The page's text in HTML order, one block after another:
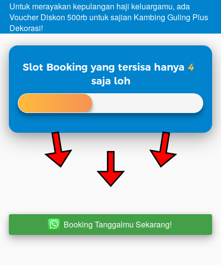
Untuk merayakan kepulangan haji keluargamu, ada
Voucher Diskon 500rb untuk sajian Kambing Guling Plus
Dekorasi!
Slot Booking yang tersisa hanya 4
saja loh
` Booking Tanggalmu Sekarang!